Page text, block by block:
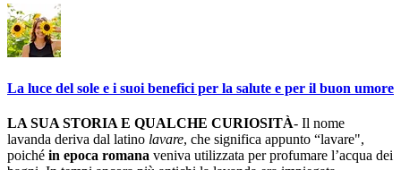
La luce del sole e i suoi benefici per la salute e per il buon umore
LA SUA STORIA E QUALCHE CURIOSITÀ- Il nome
lavanda deriva dal latino lavare, che significa appunto “lavare",
poiché in epoca romana veniva utilizzata per profumare l’acqua dei